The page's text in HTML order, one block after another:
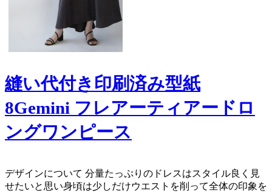
縫い代付き印刷済み型紙
8Gemini フレアーティアードロ
ングワンピース
​ デザインについて 分量たっぷりのドレスはスタイル良く見
せたいと思い身頃は少しだけウエストを削って全体の印象を